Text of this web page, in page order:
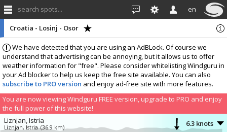
search spots... en
We have detected that you are using an AdBLock. Of course we
understand that advertising can be annoying, but it allows us to offer
weather information for "free". Please consider whitelisting Windguru in
your Ad blocker to help us keep the free site available. You can also
subscribe to PRO version and enjoy ad-free site with more features.
You are now viewing Windguru FREE version, upgrade to PRO and enjoy
the full power of this website!
Croatia - Losinj - Osor
Liznjan, Istria
Liznjan, Istria (36.9 km) 6.3 knots